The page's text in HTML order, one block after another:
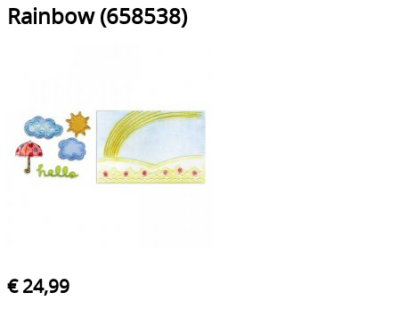
Gereedschap
Papier - karton - enveloppen
Kaarten maken - Scrapbook
Boetseren - Modelleren
Tekenen - Schrijven - kleuren
Mijn account
Rainbow (658538)
€ 24,99